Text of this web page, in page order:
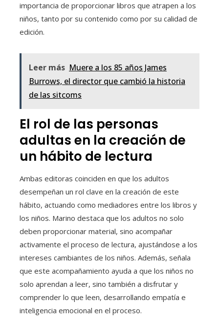
importancia de proporcionar libros que atrapen a los
niños, tanto por su contenido como por su calidad de
edición.
Leer más Muere a los 85 años James
Burrows, el director que cambió la historia
de las sitcoms
El rol de las personas
adultas en la creación de
un hábito de lectura
Ambas editoras coinciden en que los adultos
desempeñan un rol clave en la creación de este
hábito, actuando como mediadores entre los libros y
los niños. Marino destaca que los adultos no solo
deben proporcionar material, sino acompañar
activamente el proceso de lectura, ajustándose a los
intereses cambiantes de los niños. Además, señala
que este acompañamiento ayuda a que los niños no
solo aprendan a leer, sino también a disfrutar y
comprender lo que leen, desarrollando empatía e
inteligencia emocional en el proceso.